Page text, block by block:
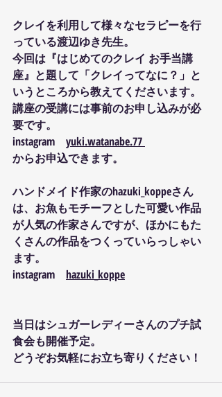
クレイを利用して様々なセラピーを行
っている渡辺ゆき先生。
今回は『はじめてのクレイ お手当講
座』と題して「クレイってなに？」と
いうところから教えてくださいます。
講座の受講には事前のお申し込みが必
要です。
instagram yuki.watanabe.77
からお申込できます。
ハンドメイド作家のhazuki_koppeさん
は、お魚もモチーフとした可愛い作品
が人気の作家さんですが、ほかにもた
くさんの作品をつくっていらっしゃい
ます。
instagram hazuki_koppe
当日はシュガーレディーさんのプチ試
食会も開催予定。
どうぞお気軽にお立ち寄りください！